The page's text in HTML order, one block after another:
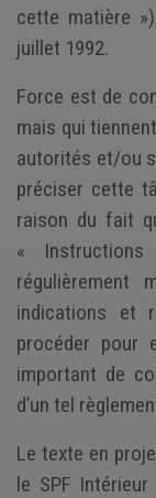
cette matière
juillet 1992.
Force est de
mais qui
autorités et/ou
préciser cette
raison du fait
«
régulièrement
indications et
procéder pour
important de
d’un tel
Le texte en
le SPF